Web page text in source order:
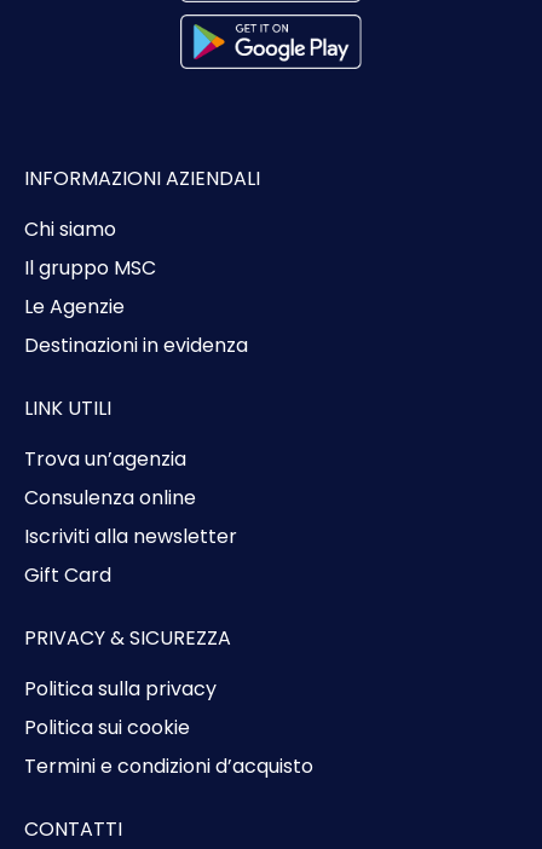
INFORMAZIONI AZIENDALI
Chi siamo
Il gruppo MSC
Le Agenzie
Destinazioni in evidenza
LINK UTILI
Trova un’agenzia
Consulenza online
Iscriviti alla newsletter
Gift Card
PRIVACY & SICUREZZA
Politica sulla privacy
Politica sui cookie
Termini e condizioni d’acquisto
CONTATTI